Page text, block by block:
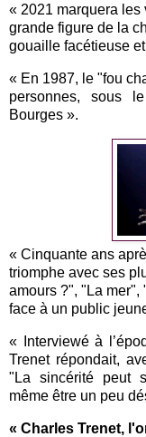
« 2021 marquera les
grande figure de la
gouaille facétieuse
« En 1987, le "fou
personnes, sous
Bourges ».
« Cinquante ans
triomphe avec ses
amours ?", "La mer",
face à un public
« Interviewé à
Trenet répondait,
"La sincérité peut
même être un peu
« Charles Trenet,